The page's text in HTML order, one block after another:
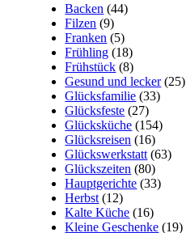
Backen (44)
Filzen (9)
Franken (5)
Frühling (18)
Frühstück (8)
Gesund und lecker(25)
Glücksfamilie (33)
Glücksfeste (27)
Glücksküche (154)
Glücksreisen (16)
Glückswerkstatt (63)
Glückszeiten (80)
Hauptgerichte (33)
Herbst (12)
Kalte Küche (16)
Kleine Geschenke (19)